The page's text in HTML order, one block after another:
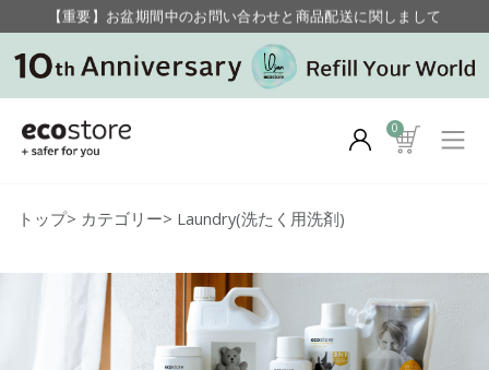
毎月お得にポイントが貯まる！ “月のポイントアップデー”
【重要】お盆期間中のお問い合わせと商品配送に関しまして
毎月お得にポイントが貯まる！ “月のポイントアップデー”
0
トップ> カテゴリー> Laundry(洗たく用洗剤)